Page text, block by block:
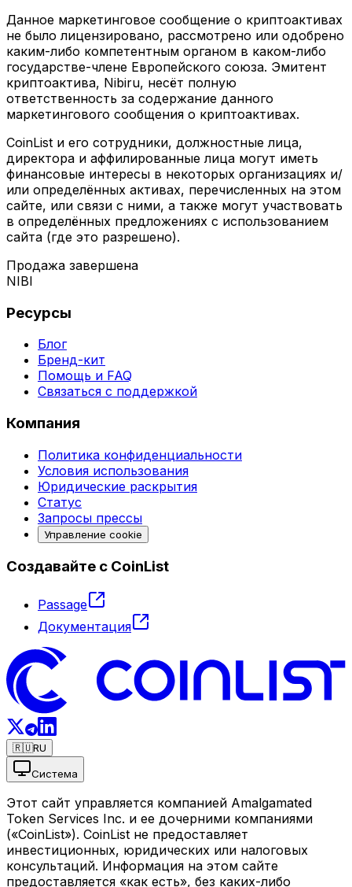
Данное маркетинговое сообщение о криптоактивах
не было лицензировано, рассмотрено или одобрено
каким-либо компетентным органом в каком-либо
государстве-члене Европейского союза. Эмитент
криптоактива, Nibiru, несёт полную
ответственность за содержание данного
маркетингового сообщения о криптоактивах.
CoinList и его сотрудники, должностные лица,
директора и аффилированные лица могут иметь
финансовые интересы в некоторых организациях и/
или определённых активах, перечисленных на этом
сайте, или связи с ними, а также могут участвовать
в определённых предложениях с использованием
сайта (где это разрешено).
Продажа завершена
NIBI
Ресурсы
Блог
Бренд-кит
Помощь и FAQ
Связаться с поддержкой
Компания
Политика конфиденциальности
Условия использования
Юридические раскрытия
Статус
Запросы прессы
Управление cookie
Создавайте с CoinList
Passage
Документация
🇷🇺RU
Система
Этот сайт управляется компанией Amalgamated
Token Services Inc. и ее дочерними компаниями
(«CoinList»). CoinList не предоставляет
инвестиционных, юридических или налоговых
консультаций. Информация на этом сайте
предоставляется «как есть», без каких-либо